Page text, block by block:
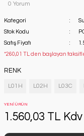
0 Yorum
Kategori
Stok Kodu
Satış Fiyatı
*260,01 TL den başlayan
RENK
L01H L02H L03C
YENİ ÜRÜN
1.560,03 TL Kdv